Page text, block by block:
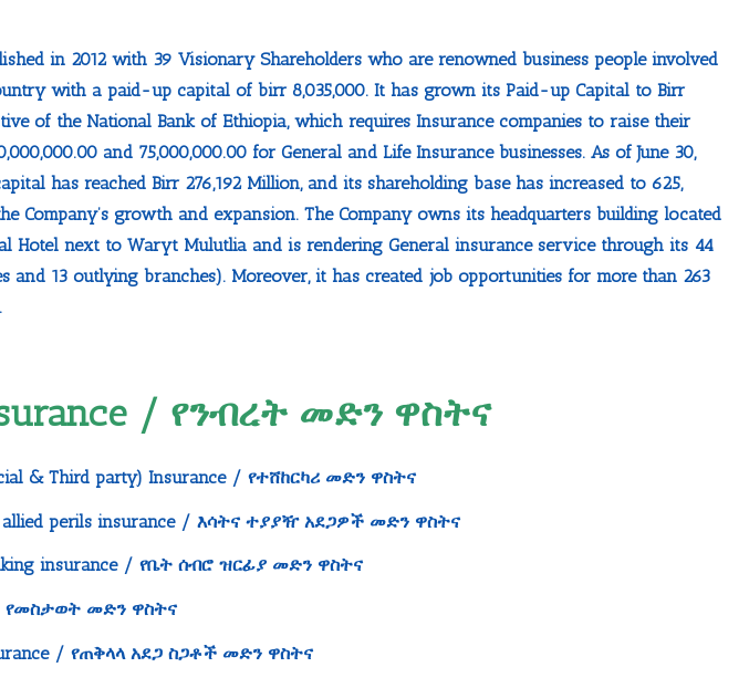
in 2012 with 39 Visionary Shareholders who are renowned business people involved
with a paid-up capital of birr 8,035,000. It has grown its Paid-up Capital to Birr
of the National Bank of Ethiopia, which requires Insurance companies to raise their
and 75,000,000.00 for General and Life Insurance businesses. As of June 30,
has reached Birr 276,192 Million, and its shareholding base has increased to 625,
Company’s growth and expansion. The Company owns its headquarters building located
Hotel next to Waryt Mulutlia and is rendering General insurance service through its 44
and 13 outlying branches). Moreover, it has created job opportunities for more than 263
/ የንብረት መድን ዋስትና
& Third party) Insurance / የተሸከርካሪ መድን ዋስትና
allied perils insurance / እሳትና ተያያዥ አደጋዎች መድን ዋስትና
insurance / የቤት ሰብሮ ዝርፊያ መድን ዋስትና
/ የመስታወት መድን ዋስትና
/ የጠቅላላ አደጋ ስጋቶች መድን ዋስትና